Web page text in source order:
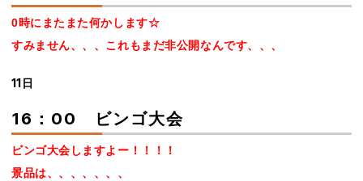
0時にまたまた何かします☆
すみません、、、これもまだ非公開なんです、、、
11日
16：00 ビンゴ大会
ビンゴ大会しますよー！！！！
景品は、、、、、、、